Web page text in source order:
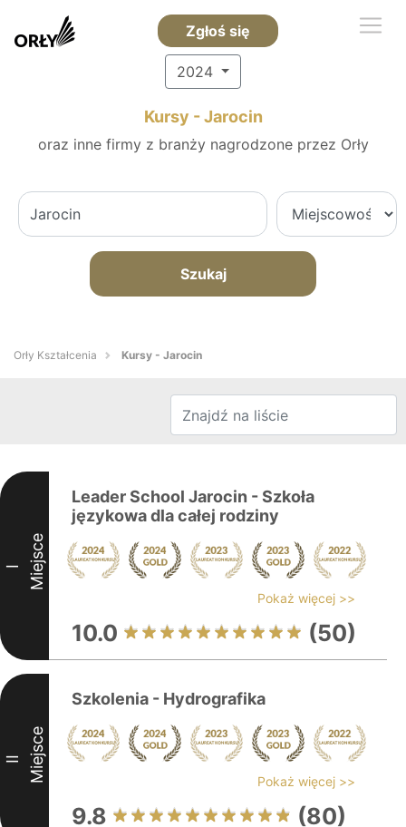
Zgłoś się
2024
Kursy - Jarocin
oraz inne firmy z branży nagrodzone przez Orły
Szukaj
Orły Kształcenia Kursy - Jarocin
I Miejsce
Leader School Jarocin - Szkoła
językowa dla całej rodziny
Pokaż więcej >>
10.0 (50)
II Miejsce
Szkolenia - Hydrografika
Pokaż więcej >>
9.8 (80)